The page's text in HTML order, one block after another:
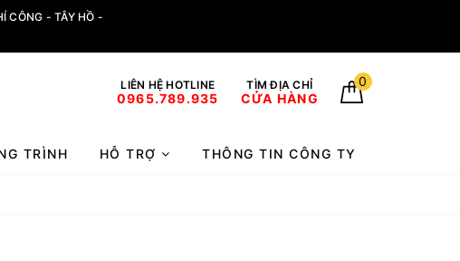
CÔNG - TÂY HỒ -
LIÊN HỆ HOTLINE
0965.789.935
TÌM ĐỊA CHỈ
CỬA HÀNG
0
TRÌNH HỖ TRỢ THÔNG TIN CÔNG TY